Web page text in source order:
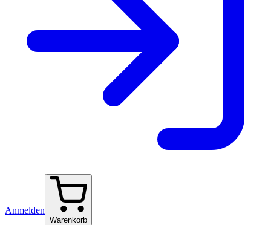
Anmelden
Warenkorb